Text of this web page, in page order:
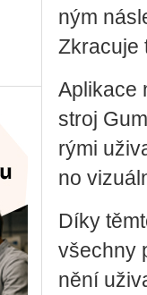
ným
Zkra­cu­je
Apli­ka­ce
stroj
rý­mi
no
Díky
všech­ny
ně­ní